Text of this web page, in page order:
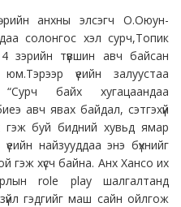
анхны элсэгч О.Оюун-
солонгос хэл сурч,Топик
түвшин авч байсан
юм.Тэрээр үеийн залуустаа
байх хугацаандаа
авч явах байдал, сэтгэхүй
гэж буй бидний хувьд ямар
найзууддаа энэ бүхнийг
гэж хүсч байна. Анх Хансо их
role play шалгалтанд
гэдгийг маш сайн ойлгож